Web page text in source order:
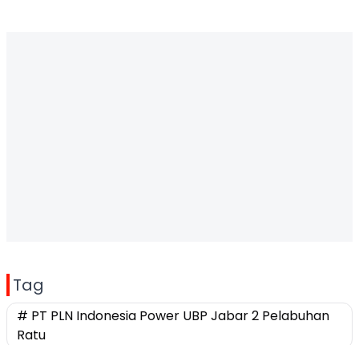
Tag
# PT PLN Indonesia Power UBP Jabar 2 Pelabuhan
Ratu